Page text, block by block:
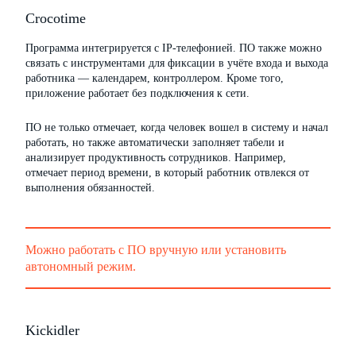
Crocotime
Программа интегрируется с IP-телефонией. ПО также можно
связать с инструментами для фиксации в учёте входа и выхода
работника — календарем, контроллером. Кроме того,
приложение работает без подключения к сети.
ПО не только отмечает, когда человек вошел в систему и начал
работать, но также автоматически заполняет табели и
анализирует продуктивность сотрудников. Например,
отмечает период времени, в который работник отвлекся от
выполнения обязанностей.
Можно работать с ПО вручную или установить
автономный режим.
Kickidler